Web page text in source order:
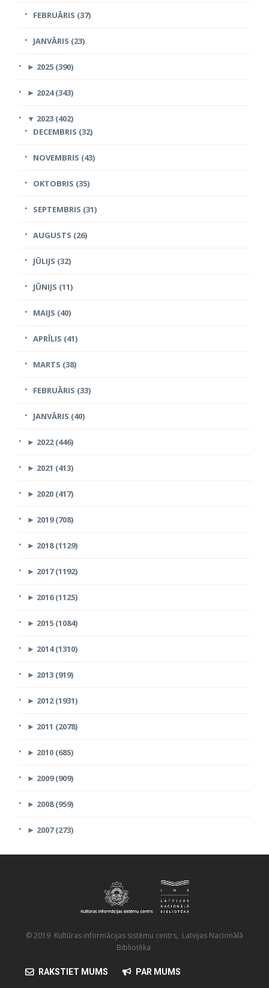
FEBRUĀRIS (37)
JANVĀRIS (23)
► 2025 (390)
► 2024 (343)
▼ 2023 (402)
DECEMBRIS (32)
NOVEMBRIS (43)
OKTOBRIS (35)
SEPTEMBRIS (31)
AUGUSTS (26)
JŪLIJS (32)
JŪNIJS (11)
MAIJS (40)
APRĪLIS (41)
MARTS (38)
FEBRUĀRIS (33)
JANVĀRIS (40)
► 2022 (446)
► 2021 (413)
► 2020 (417)
► 2019 (708)
► 2018 (1129)
► 2017 (1192)
► 2016 (1125)
► 2015 (1084)
► 2014 (1310)
► 2013 (919)
► 2012 (1931)
► 2011 (2078)
► 2010 (685)
► 2009 (909)
► 2008 (959)
► 2007 (273)
© 2019 Kultūras informācijas sistēmu centrs, Latvijas Nacionālā
Bibliotēka
RAKSTIET MUMS PAR MUMS